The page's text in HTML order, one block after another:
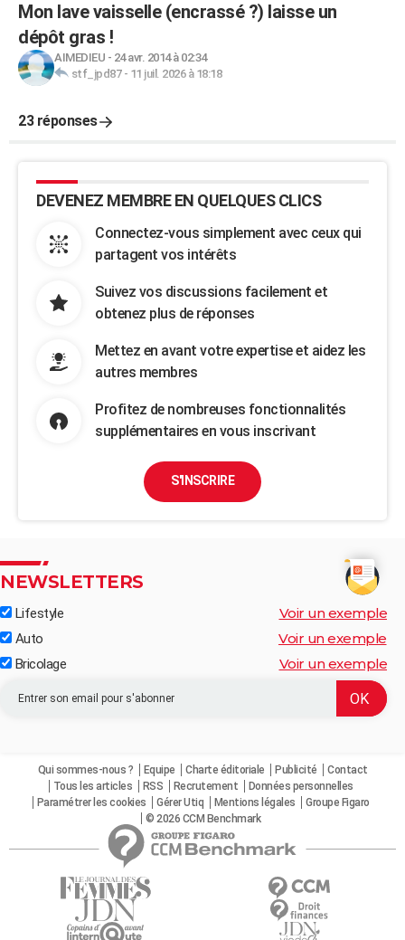
Mon lave vaisselle (encrassé ?) laisse un
dépôt gras !
AIMEDIEU - 24 avr. 2014 à 02:34
stf_jpd87- 11 juil. 2026 à 18:18
23 réponses
DEVENEZ MEMBRE EN QUELQUES CLICS
Connectez-vous simplement avec ceux qui
partagent vos intérêts
Suivez vos discussions facilement et
obtenez plus de réponses
Mettez en avant votre expertise et aidez les
autres membres
Profitez de nombreuses fonctionnalités
supplémentaires en vous inscrivant
S'INSCRIRE
NEWSLETTERS
Lifestyle Voir un exemple
Auto Voir un exemple
Bricolage Voir un exemple
Qui sommes-nous ? Equipe Charte éditoriale Publicité
Contact
Tous les articles
RSS Recrutement
Données personnelles
Paramétrer les cookies
Gérer Utiq Mentions légales
Groupe Figaro
© 2026 CCM Benchmark